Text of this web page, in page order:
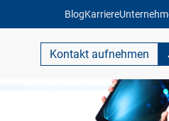
BlogKarriere
Kontakt aufnehmen